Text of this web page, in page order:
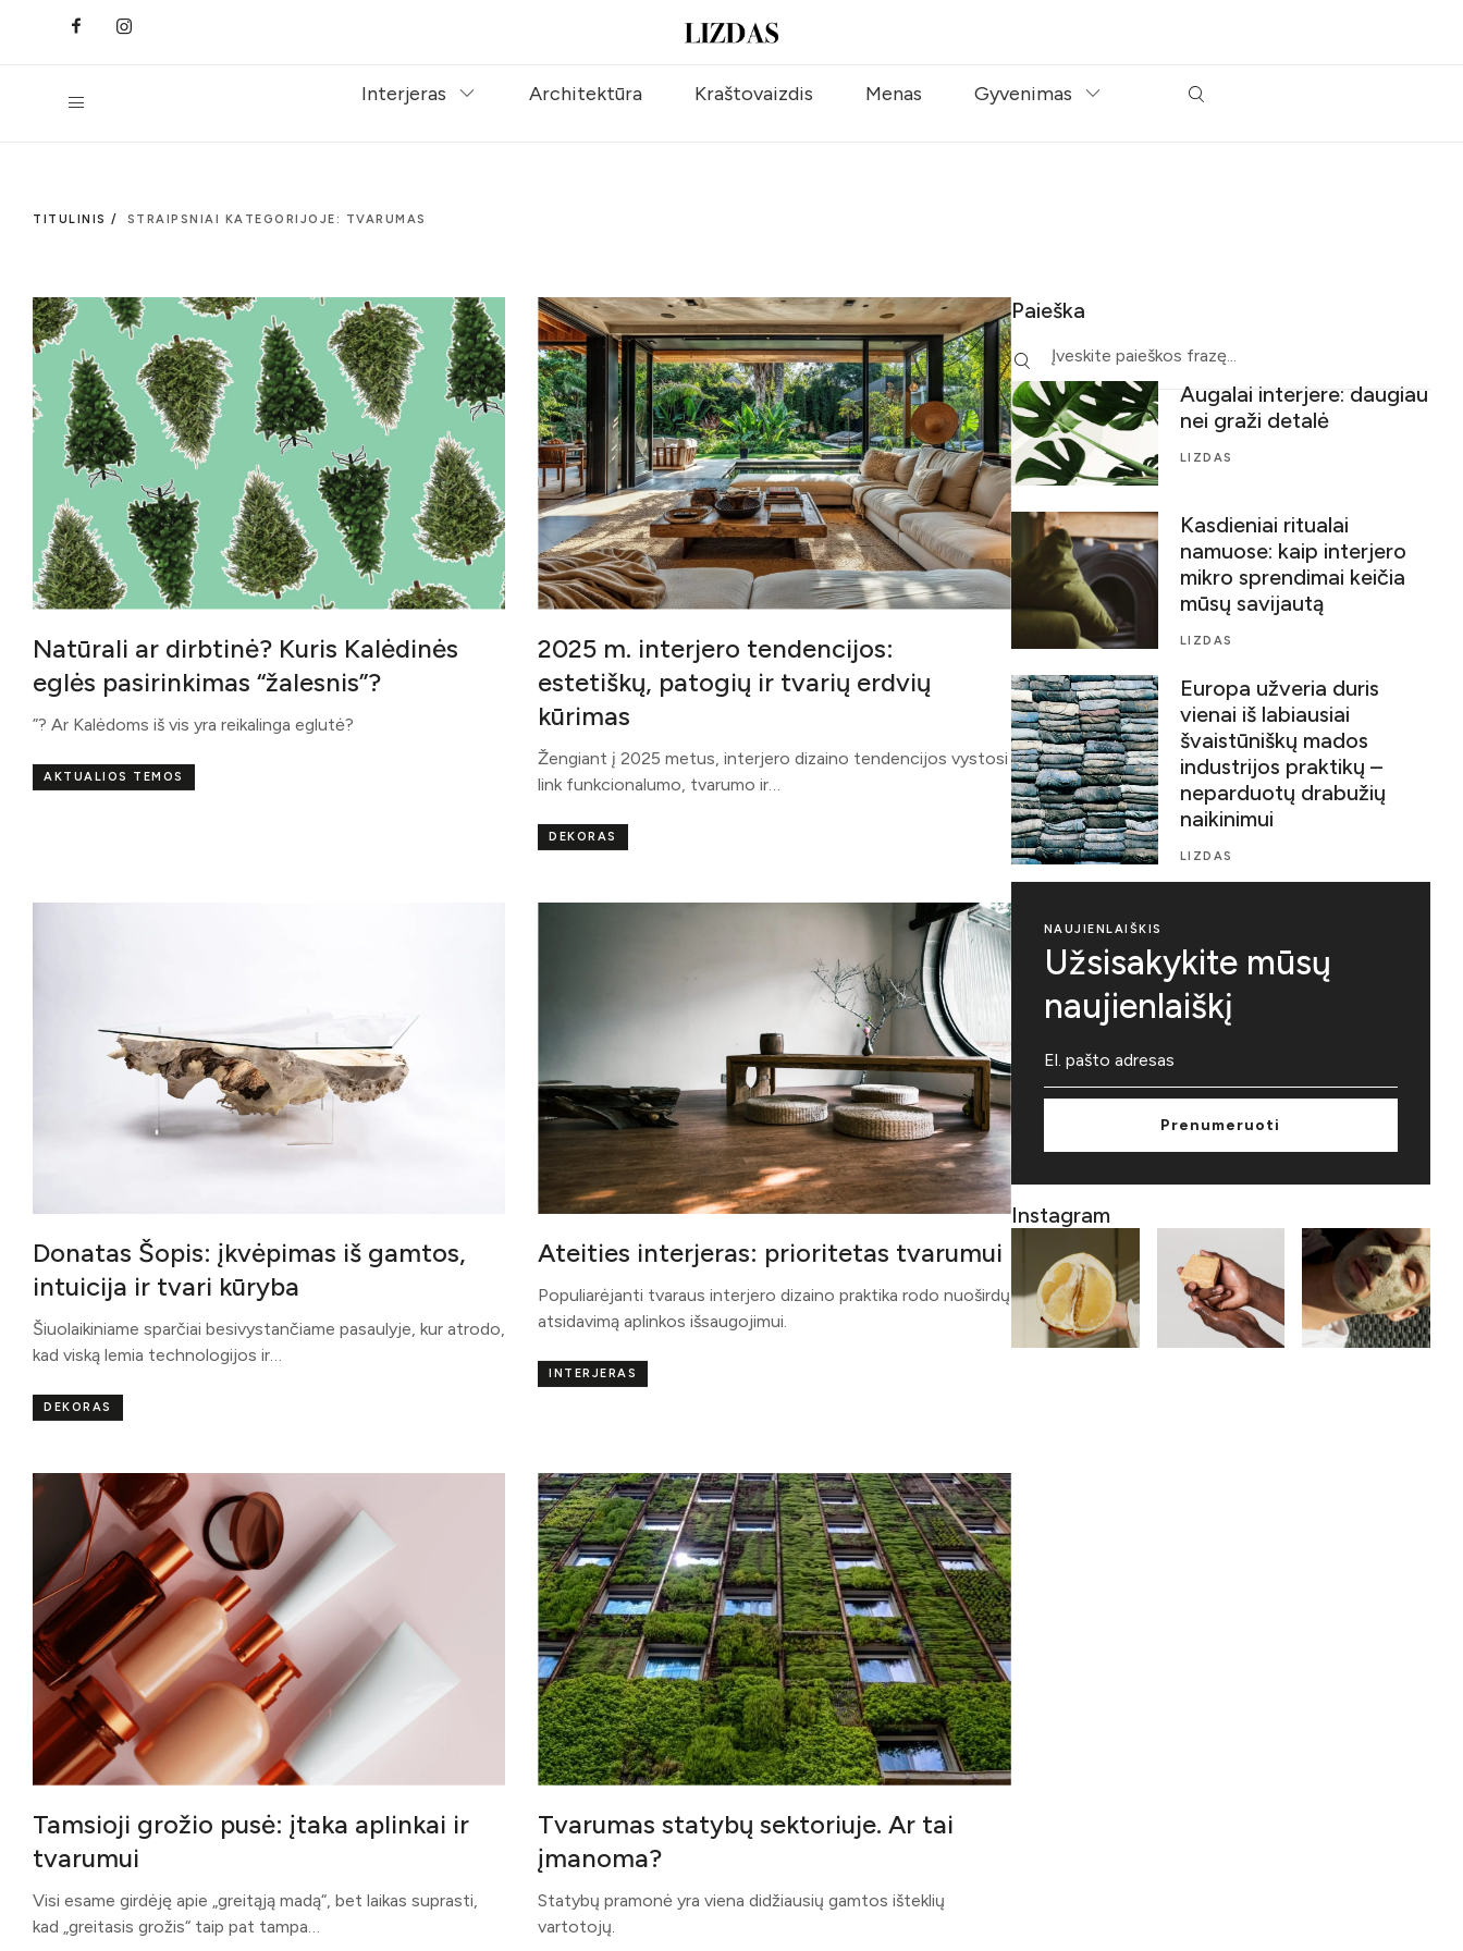
Interjeras Architektūra Kraštovaizdis Menas Gyvenimas
TITULINIS / STRAIPSNIAI KATEGORIJOJE: TVARUMAS
Natūrali ar dirbtinė? Kuris Kalėdinės
eglės pasirinkimas “žalesnis”?
”? Ar Kalėdoms iš vis yra reikalinga eglutė?
AKTUALIOS TEMOS
2025 m. interjero tendencijos:
estetiškų, patogių ir tvarių erdvių
kūrimas
Žengiant į 2025 metus, interjero dizaino tendencijos vystosi
link funkcionalumo, tvarumo ir…
DEKORAS
Donatas Šopis: įkvėpimas iš gamtos,
intuicija ir tvari kūryba
Šiuolaikiniame sparčiai besivystančiame pasaulyje, kur atrodo,
kad viską lemia technologijos ir…
DEKORAS
Ateities interjeras: prioritetas tvarumui
Populiarėjanti tvaraus interjero dizaino praktika rodo nuoširdų
atsidavimą aplinkos išsaugojimui.
INTERJERAS
Tamsioji grožio pusė: įtaka aplinkai ir
tvarumui
Visi esame girdėję apie „greitąją madą“, bet laikas suprasti,
kad „greitasis grožis“ taip pat tampa…
Tvarumas statybų sektoriuje. Ar tai
įmanoma?
Statybų pramonė yra viena didžiausių gamtos išteklių
vartotojų.
Paieška
Augalai interjere: daugiau
nei graži detalė
LIZDAS
Kasdieniai ritualai
namuose: kaip interjero
mikro sprendimai keičia
mūsų savijautą
LIZDAS
Europa užveria duris
vienai iš labiausiai
švaistūniškų mados
industrijos praktikų –
neparduotų drabužių
naikinimui
LIZDAS
NAUJIENLAIŠKIS
Užsisakykite mūsų
naujienlaiškį
Prenumeruoti
Instagram